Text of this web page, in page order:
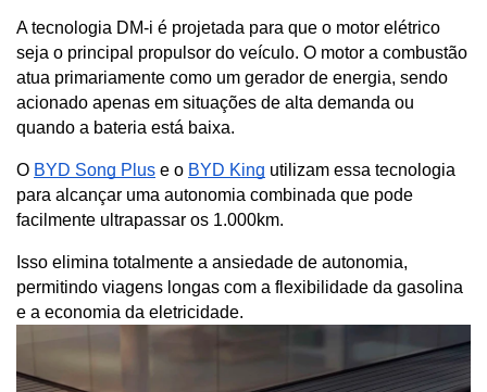
A tecnologia DM-i é projetada para que o motor elétrico
seja o principal propulsor do veículo. O motor a combustão
atua primariamente como um gerador de energia, sendo
acionado apenas em situações de alta demanda ou
quando a bateria está baixa.
O BYD Song Plus e o BYD King utilizam essa tecnologia
para alcançar uma autonomia combinada que pode
facilmente ultrapassar os 1.000km.
Isso elimina totalmente a ansiedade de autonomia,
permitindo viagens longas com a flexibilidade da gasolina